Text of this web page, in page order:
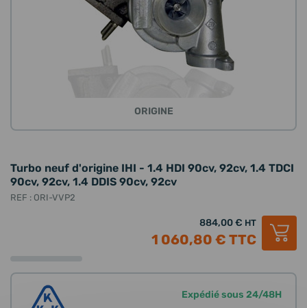
ORIGINE
Turbo neuf d'origine IHI - 1.4 HDI 90cv, 92cv, 1.4 TDCI
90cv, 92cv, 1.4 DDIS 90cv, 92cv
REF : ORI-VVP2
884,00 € HT
1 060,80 € TTC
Expédié sous 24/48H